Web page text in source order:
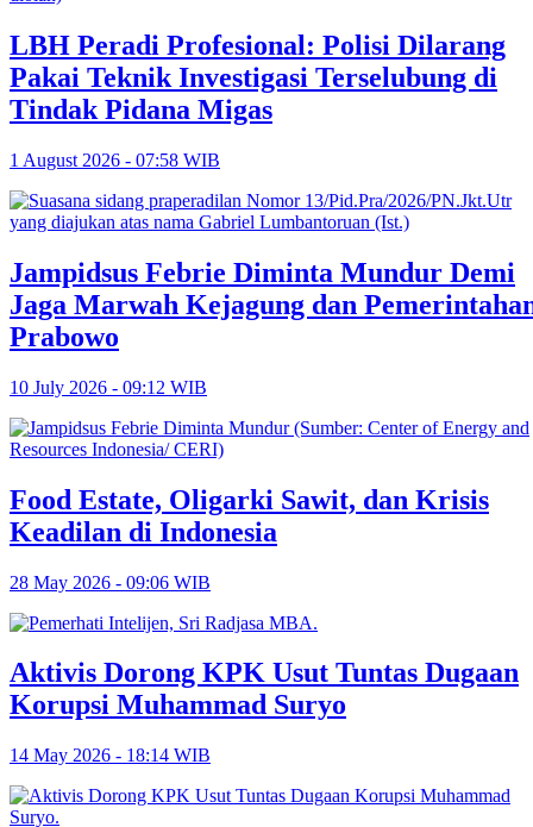
LBH Peradi Profesional: Polisi Dilarang
Pakai Teknik Investigasi Terselubung di
Tindak Pidana Migas
1 August 2026 - 07:58 WIB
Jampidsus Febrie Diminta Mundur Demi
Jaga Marwah Kejagung dan
Prabowo
10 July 2026 - 09:12 WIB
Food Estate, Oligarki Sawit, dan Krisis
Keadilan di Indonesia
28 May 2026 - 09:06 WIB
Aktivis Dorong KPK Usut Tuntas Dugaan
Korupsi Muhammad Suryo
14 May 2026 - 18:14 WIB